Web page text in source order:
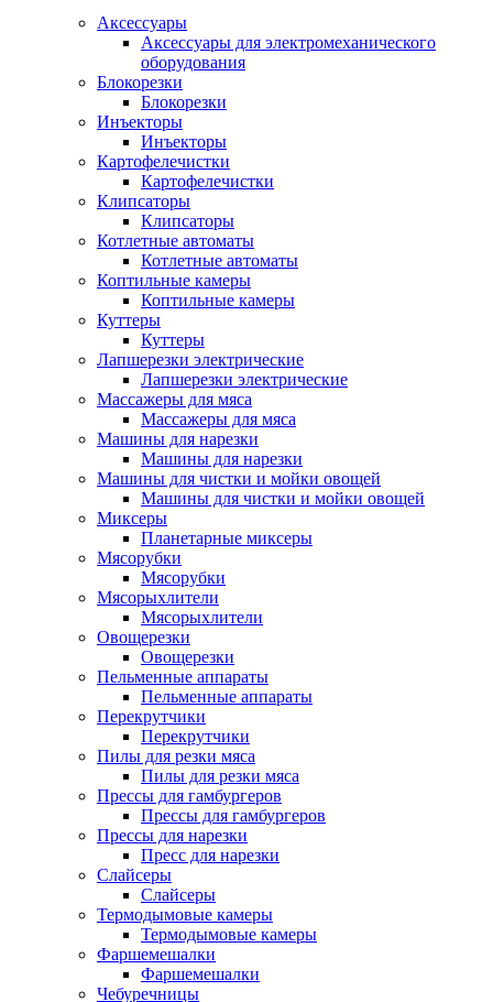
Аксессуары
Аксессуары для электромеханического
оборудования
Блокорезки
Блокорезки
Инъекторы
Инъекторы
Картофелечистки
Картофелечистки
Клипсаторы
Клипсаторы
Котлетные автоматы
Котлетные автоматы
Коптильные камеры
Коптильные камеры
Куттеры
Куттеры
Лапшерезки электрические
Лапшерезки электрические
Массажеры для мяса
Массажеры для мяса
Машины для нарезки
Машины для нарезки
Машины для чистки и мойки овощей
Машины для чистки и мойки овощей
Миксеры
Планетарные миксеры
Мясорубки
Мясорубки
Мясорыхлители
Мясорыхлители
Овощерезки
Овощерезки
Пельменные аппараты
Пельменные аппараты
Перекрутчики
Перекрутчики
Пилы для резки мяса
Пилы для резки мяса
Прессы для гамбургеров
Прессы для гамбургеров
Прессы для нарезки
Пресс для нарезки
Слайсеры
Слайсеры
Термодымовые камеры
Термодымовые камеры
Фаршемешалки
Фаршемешалки
Чебуречницы